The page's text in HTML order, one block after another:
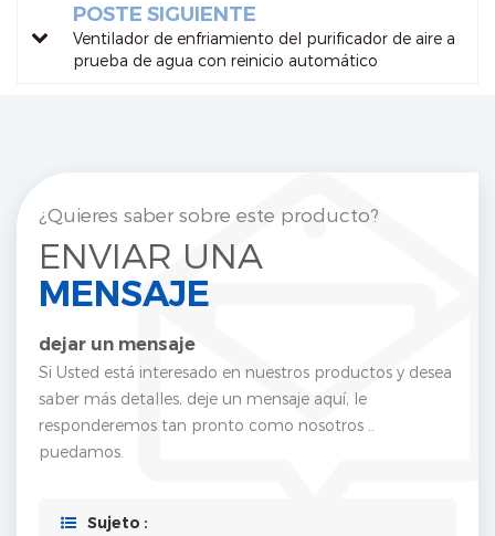
POSTE SIGUIENTE
Ventilador de enfriamiento del purificador de aire a
prueba de agua con reinicio automático
¿Quieres saber sobre este producto?
ENVIAR UNA
MENSAJE
dejar un mensaje
Si Usted está interesado en nuestros productos y desea
saber más detalles, deje un mensaje aquí, le
responderemos tan pronto como nosotros ..
puedamos.
Sujeto :